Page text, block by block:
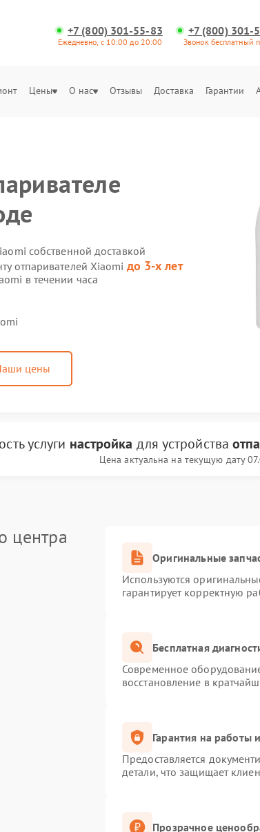
+7 (800) 301-55-83
Ежедневно, с 10:00 до 20:00
+7 (800) 301-
Звонок бесплатный
Цены О нас Отзывы Доставка Гарантии
собственной доставкой
отпаривателей Xiaomi до 3-х лет
в течении часа
цены
услуги настройка для устройства
Цена актуальна на текущую дату
центра
Оригинальные
Используются
гарантирует корректную
Бесплатная
Современное
восстановление в
Гарантия на работы
Предоставляется
детали, что защищает
Прозрачное